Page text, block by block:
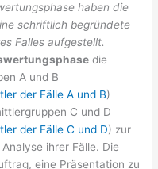
haben die
schriftlich begründete
Falles aufgestellt.
die
A und B
der Fälle A und B)
C und D
der Fälle C und D) zur
ihrer Fälle. Die
eine Präsentation zu